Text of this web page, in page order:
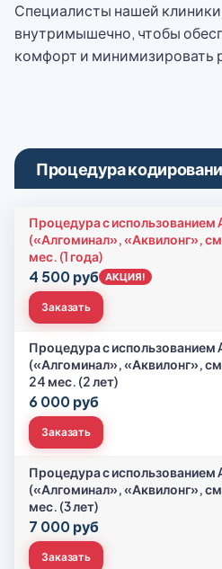
Специалисты нашей
внутримышечно, чтобы
комфорт и минимизировать
Процедура
Процедура с использованием
(«Алгоминал», «Аквилонг»,
мес. (1 года)
4 500 руб АКЦИЯ!
Заказать
Процедура с использованием
(«Алгоминал», «Аквилонг»,
24 мес. (2 лет)
6 000 руб
Заказать
Процедура с использованием
(«Алгоминал», «Аквилонг»,
мес. (3 лет)
7 000 руб
Заказать